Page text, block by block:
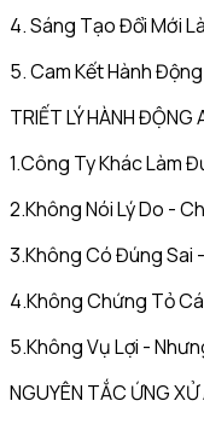
4. Sáng Tạo Đổi Mới
5. Cam Kết Hành
TRIẾT LÝ HÀNH ĐỘNG
1.Công Ty Khác Làm
2.Không Nói Lý Do -
3.Không Có Đúng Sai
4.Không Chứng Tỏ
5.Không Vụ Lợi -
NGUYÊN TẮC ỨNG XỬ